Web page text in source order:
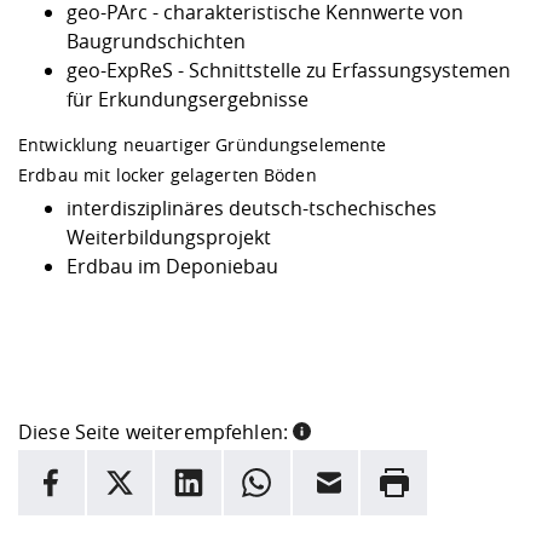
geo-PArc - charakteristische Kennwerte von
Baugrundschichten
geo-ExpReS - Schnittstelle zu Erfassungsystemen
für Erkundungsergebnisse
Entwicklung neuartiger Gründungselemente
Erdbau mit locker gelagerten Böden
interdisziplinäres deutsch-tschechisches
Weiterbildungsprojekt
Erdbau im Deponiebau
Diese Seite weiterempfehlen:
INFORMATION
Facebook
X LinkedInWhatsappE-Mail Drucken